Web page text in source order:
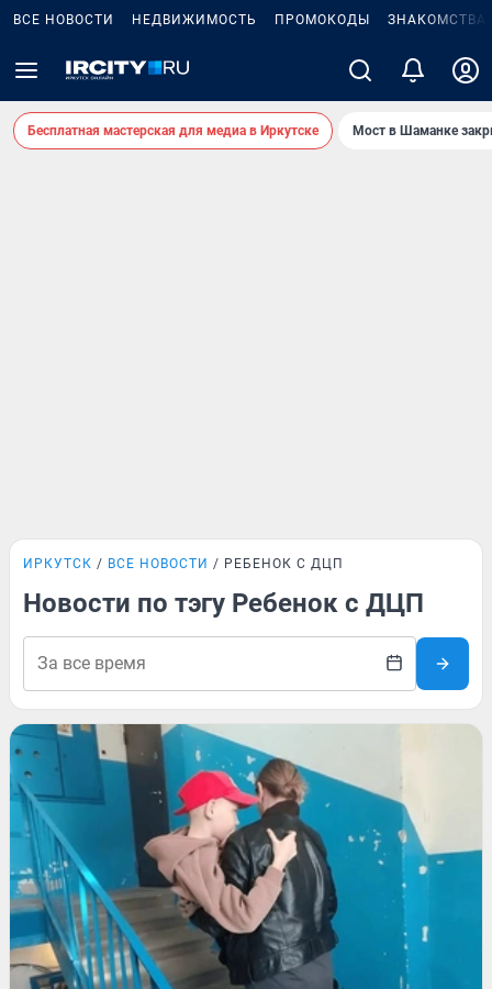
ВСЕ НОВОСТИ НЕДВИЖИМОСТЬ ПРОМОКОДЫ ЗНАКОМСТВА
Бесплатная мастерская для медиа в Иркутске Мост в Шаманке
ИРКУТСК ВСЕ НОВОСТИ РЕБЕНОК С ДЦП
Новости по тэгу Ребенок с ДЦП